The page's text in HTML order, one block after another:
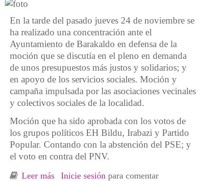
En la tarde del pasado jueves 24 de noviembre se
ha realizado una concentración ante el
Ayuntamiento de Barakaldo en defensa de la
moción que se discutía en el pleno en demanda
de unos presupuestos más justos y solidarios; y
en apoyo de los servicios sociales. Moción y
campaña impulsada por las asociaciones vecinales
y colectivos sociales de la localidad.
Moción que ha sido aprobada con los votos de
los grupos políticos EH Bildu, Irabazi y Partido
Popular. Contando con la abstención del PSE; y
el voto en contra del PNV.
Leer más sobre Aprobada la moción en defensa de los
Inicie sesión para comentar